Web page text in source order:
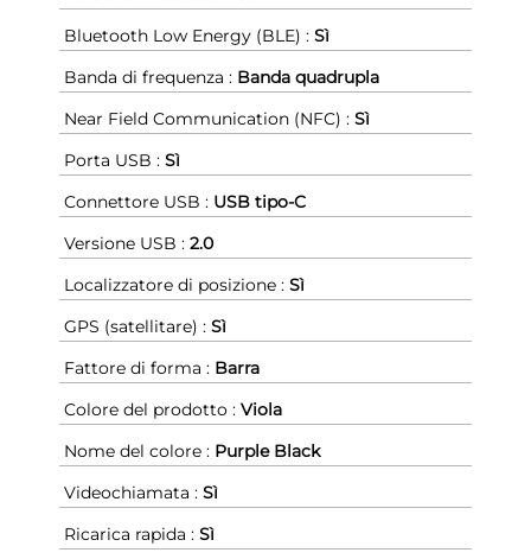
Bluetooth Low Energy (BLE) : Sì
Banda di frequenza : Banda quadrupla
Near Field Communication (NFC) : Sì
Porta USB : Sì
Connettore USB : USB tipo-C
Versione USB : 2.0
Localizzatore di posizione : Sì
GPS (satellitare) : Sì
Fattore di forma : Barra
Colore del prodotto : Viola
Nome del colore : Purple Black
Videochiamata : Sì
Ricarica rapida : Sì